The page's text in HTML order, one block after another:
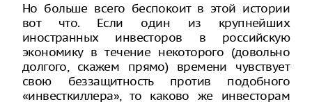
Но больше всего беспокоит в этой истории
вот что. Если один из крупнейших
иностранных инвесторов в российскую
экономику в течение некоторого (довольно
долгого, скажем прямо) времени чувствует
свою беззащитность против подобного
«инвесткиллера», то каково же инвесторам